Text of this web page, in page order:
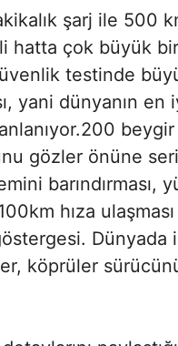
şarj ile 500
hatta çok büyük
testinde
yani dünyanın
gözler önüne
barındırması,
hıza
Dünyada
köprüler